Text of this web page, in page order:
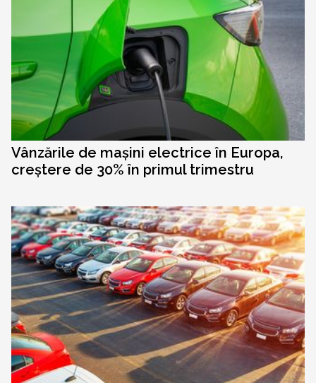
Vânzările de mașini electrice în Europa,
creștere de 30% în primul trimestru